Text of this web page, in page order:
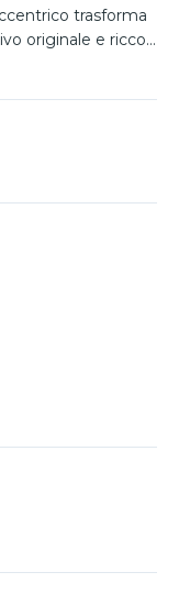
trasforma
originale e ricco
dorato sospesa al
per soggiorni
dal carattere
configurazioni
fino a 60W e
esterno, offre